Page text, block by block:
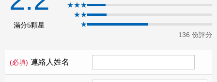
滿分5顆星
★★★
★★
★
136 份評分
(必填) 連絡人姓名